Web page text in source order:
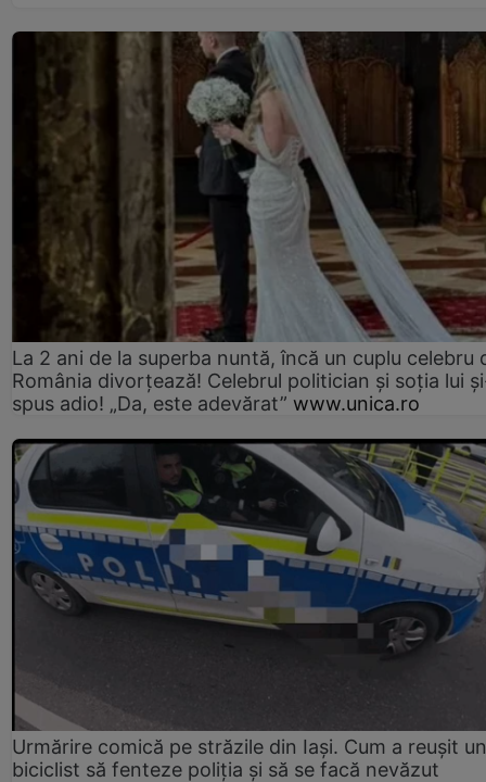
La 2 ani de la superba nuntă, încă un cuplu celebru
România divorțează! Celebrul politician și soția lui
spus adio! „Da, este adevărat” www.unica.ro
Urmărire comică pe străzile din Iași. Cum a reușit un
biciclist să fenteze poliția și să se facă nevăzut